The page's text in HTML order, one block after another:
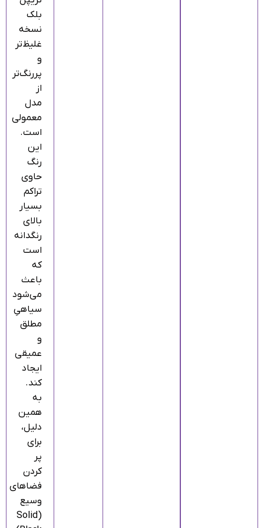
بلک
نسخه
غلیظ‌تر
و
پررنگ‌تر
از
مدل
معمولی
است.
این
رنگ
حاوی
تراکم
بسیار
بالای
رنگدانه
است
که
باعث
می‌شود
سیاهیِ
مطلق
و
عمیقی
ایجاد
کند.
به
همین
دلیل،
برای
پر
کردن
فضاهای
وسیع
(Solid